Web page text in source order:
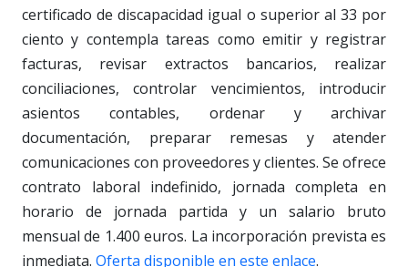
certificado de discapacidad igual o superior al 33 por
ciento y contempla tareas como emitir y registrar
facturas, revisar extractos bancarios, realizar
conciliaciones, controlar vencimientos, introducir
asientos contables, ordenar y archivar
documentación, preparar remesas y atender
comunicaciones con proveedores y clientes. Se ofrece
contrato laboral indefinido, jornada completa en
horario de jornada partida y un salario bruto
mensual de 1.400 euros. La incorporación prevista es
inmediata. Oferta disponible en este enlace.